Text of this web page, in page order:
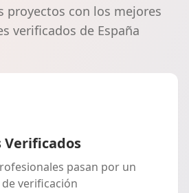
proyectos con los mejores
verificados de España
Verificados
pasan por un
verificación